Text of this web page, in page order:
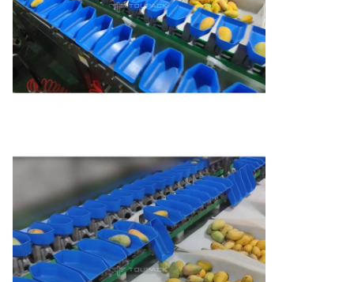
Interfaz HMI Pantalla táctil en color
Tamaño del
producto
Se aplicarán las siguientes medidas:
control
Pre-
establecido
Prod, no.
99